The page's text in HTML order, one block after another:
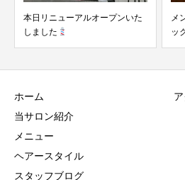
プンいた
メンズスタイル/震災刈り&2
ホーム
当サロン紹介
メニュー
ヘアースタイル
スタッフブログ